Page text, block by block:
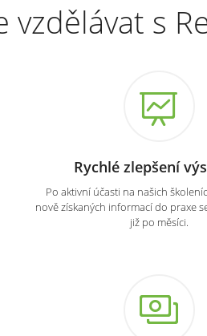
vzdělávat s
Rychlé zlepšení
Po aktivní účasti na našich
nově získaných informací do praxe
již po měsíci.